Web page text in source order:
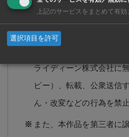
ついて表示できない場合
下さい。
ライディーン株式会社に
ピー）、転載、公衆送信
ん・改変などの行為を禁
また、本作品を第三者に
上記のサービスをまとめて有
選択項目を許可